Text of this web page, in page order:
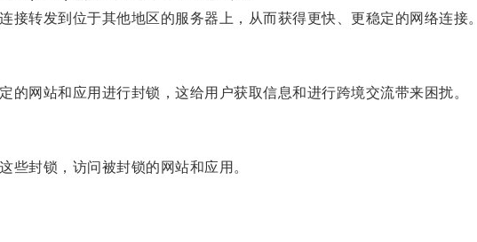
转发到位于其他地区的服务器上，从而获得更快、更稳定的网络连接。
网站和应用进行封锁，这给用户获取信息和进行跨境交流带来困扰。
封锁，访问被封锁的网站和应用。